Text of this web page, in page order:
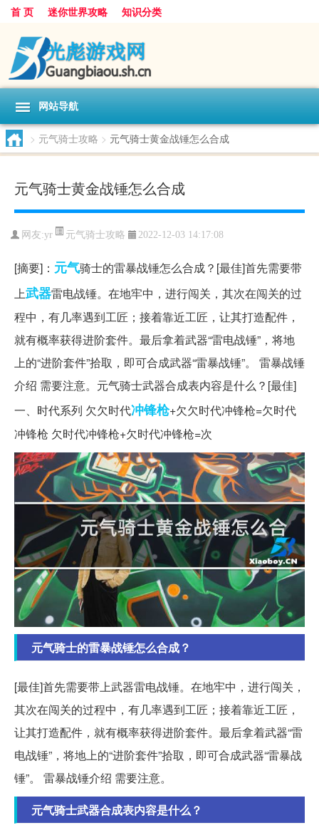
首 页 迷你世界攻略 知识分类
网站导航
> 元气骑士攻略 > 元气骑士黄金战锤怎么合成
元气骑士黄金战锤怎么合成
网友:yr 元气骑士攻略 2022-12-03 14:17:08
[摘要]： 元气骑士的雷暴战锤怎么合成？[最佳]首先需要带
上武器雷电战锤。在地牢中，进行闯关，其次在闯关的过
程中，有几率遇到工匠；接着靠近工匠，让其打造配件，
就有概率获得进阶套件。最后拿着武器“雷电战锤”，将地
上的“进阶套件”拾取，即可合成武器“雷暴战锤”。 雷暴战锤
介绍 需要注意。元气骑士武器合成表内容是什么？[最佳]
一、时代系列 欠欠时代冲锋枪+欠欠时代冲锋枪=欠时代
冲锋枪 欠时代冲锋枪+欠时代冲锋枪=次
元气骑士的雷暴战锤怎么合成？
[最佳]首先需要带上武器雷电战锤。在地牢中，进行闯关，
其次在闯关的过程中，有几率遇到工匠；接着靠近工匠，
让其打造配件，就有概率获得进阶套件。最后拿着武器“雷
电战锤”，将地上的“进阶套件”拾取，即可合成武器“雷暴战
锤”。 雷暴战锤介绍 需要注意。
元气骑士武器合成表内容是什么？